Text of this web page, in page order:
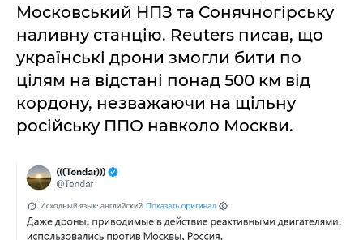
Московський НПЗ та Сонячногірську
наливну станцію. Reuters писав, що
українські дрони змогли бити по
цілям на відстані понад 500 км від
кордону, незважаючи на щільну
російську ППО навколо Москви.